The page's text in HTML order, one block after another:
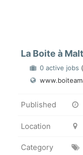
La Boite à Malt
0 active jobs
Published
Location
Category